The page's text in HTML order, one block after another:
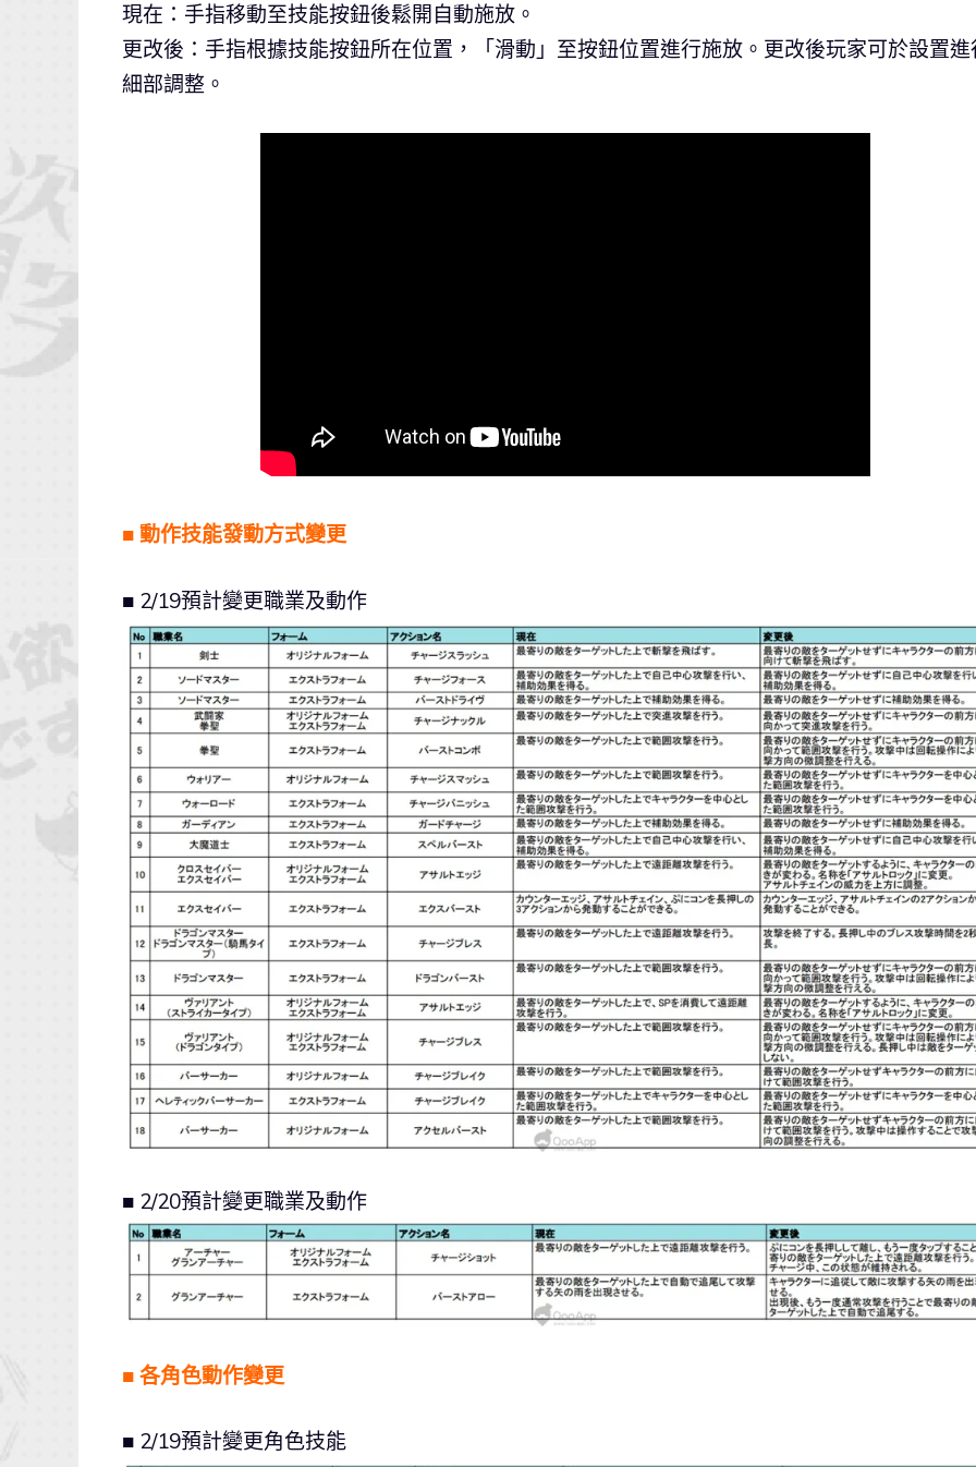
現在：手指移動至技能按鈕後鬆開自動施放。
更改後：手指根據技能按鈕所在位置，「滑動」至按鈕位置進行施放。更改後玩家可於設置進
細部調整。
■ 動作技能發動方式變更
■ 2/19預計變更職業及動作
■ 2/20預計變更職業及動作
■ 各角色動作變更
■ 2/19預計變更角色技能